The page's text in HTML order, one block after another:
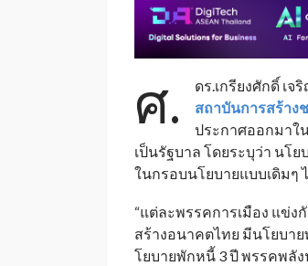
ศ.
ดร.เกรียงศักดิ์ เ
สถาบันการสร้าง
ประกาศออกมาใ
เป็นรัฐบาล โดยระบุว่า นโ
ในกรอบนโยบายแบบเดิมๆ
“แต่ละพรรคการเมือง แข่
สร้างอนาคตไทย มีนโยบา
โยบายพักหนี้ 3 ปี พรรคพลัง